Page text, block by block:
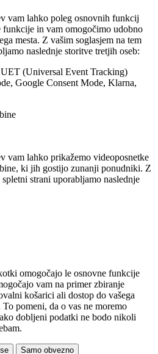
vam lahko poleg osnovnih funkcij
funkcije in vam omogočimo udobno
mesta. Z vašim soglasjem na tem
naslednje storitve tretjih oseb:
(Universal Event Tracking)
Google Consent Mode, Klarna,
vam lahko prikažemo videoposnetke
ki jih gostijo zunanji ponudniki. Z
strani uporabljamo naslednje
omogočajo le osnovne funkcije
vam na primer zbiranje
košarici ali dostop do vašega
pomeni, da o vas ne moremo
dobljeni podatki ne bodo nikoli
Samo obvezno